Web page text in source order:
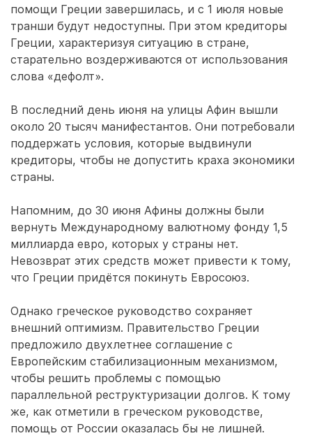
помощи Греции завершилась, и с 1 июля новые
транши будут недоступны. При этом кредиторы
Греции, характеризуя ситуацию в стране,
старательно воздерживаются от использования
слова «дефолт».
В последний день июня на улицы Афин вышли
около 20 тысяч манифестантов. Они потребовали
поддержать условия, которые выдвинули
кредиторы, чтобы не допустить краха экономики
страны.
Напомним, до 30 июня Афины должны были
вернуть Международному валютному фонду 1,5
миллиарда евро, которых у страны нет.
Невозврат этих средств может привести к тому,
что Греции придётся покинуть Евросоюз.
Однако греческое руководство сохраняет
внешний оптимизм. Правительство Греции
предложило двухлетнее соглашение с
Европейским стабилизационным механизмом,
чтобы решить проблемы с помощью
параллельной реструктуризации долгов. К тому
же, как отметили в греческом руководстве,
помощь от России оказалась бы не лишней.